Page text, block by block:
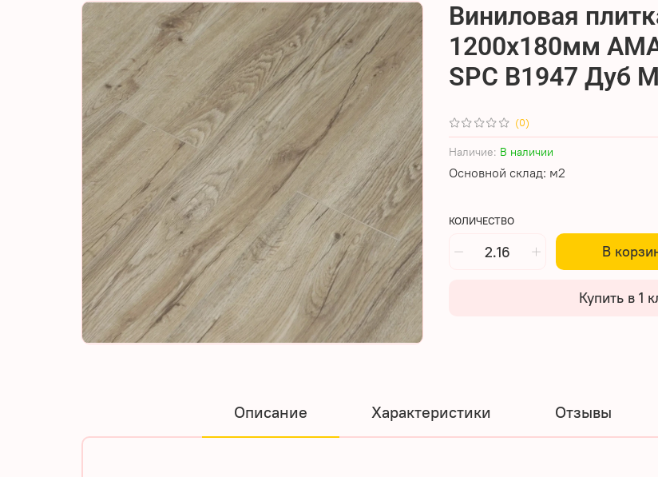
(0)
Наличие: В наличии
Основной склад: м2
Виниловая
1200x180мм
SPC B1947 Дуб
КОЛИЧЕСТВО
В
Купить в 1
Описание Характеристики Отзывы